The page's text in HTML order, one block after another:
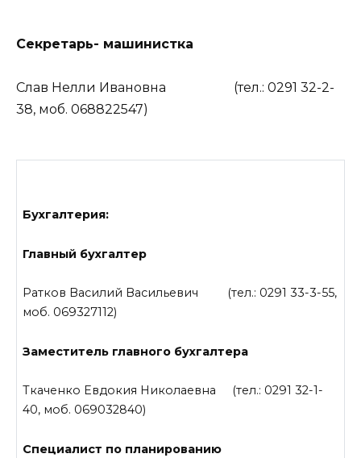
Секретарь- машинистка
Слав Нелли Ивановна (тел.: 0291 32-2-
38, моб. 068822547)
Бухгалтерия:
Главный бухгалтер
Ратков Василий Васильевич (тел.: 0291 33-3-55,
моб. 069327112)
Заместитель главного бухгалтера
Ткаченко Евдокия Николаевна (тел.: 0291 32-1-
40, моб. 069032840)
Специалист по планированию